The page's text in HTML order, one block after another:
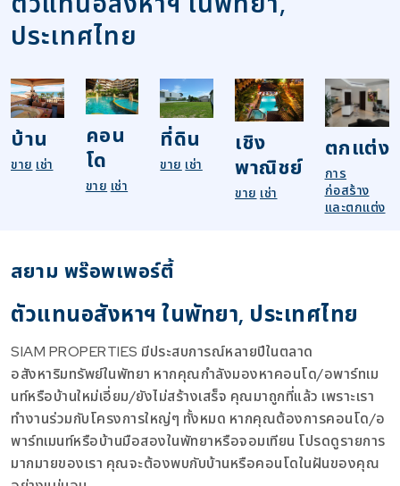
ประเทศไทย
บ้าน
ขาย เช่า
คอน
โด
ขาย เช่า
ที่ดิน
ขาย เช่า
เชิง
พาณิชย์
ขาย เช่า
ตกแต่ง
การ
ก่อสร้าง
และตกแต่ง
สยาม พร๊อพเพอร์ตี้
ตัวแทนอสังหาฯ ในพัทยา, ประเทศไทย
SIAM PROPERTIES มีประสบการณ์หลายปีในตลาด
อสังหาริมทรัพย์ในพัทยา หากคุณกำลังมองหาคอนโด/อพาร์ทเม
นท์หรือบ้านใหม่เอี่ยม/ยังไม่สร้างเสร็จ คุณมาถูกที่แล้ว เพราะเรา
ทำงานร่วมกับโครงการใหญ่ๆ ทั้งหมด หากคุณต้องการคอนโด/อ
พาร์ทเมนท์หรือบ้านมือสองในพัทยาหรือจอมเทียน โปรดดูรายการ
มากมายของเรา คุณจะต้องพบกับบ้านหรือคอนโดในฝันของคุณ